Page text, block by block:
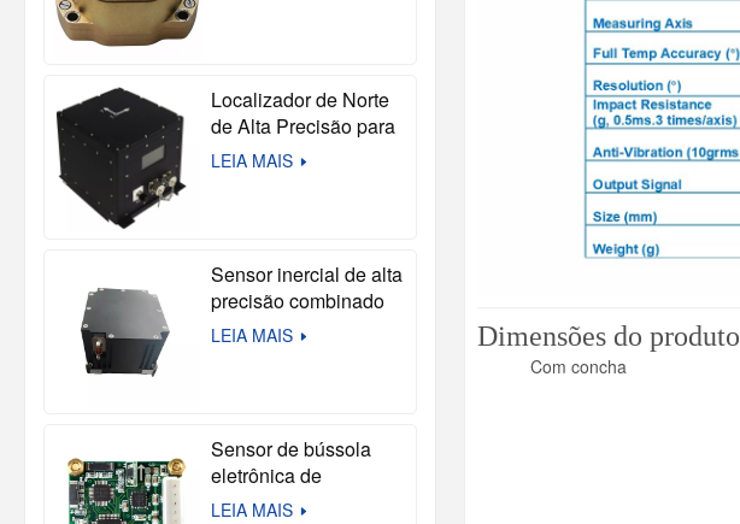
Localizador de Norte
de Alta Precisão para
Mapeamento Preciso
LEIA MAIS
Sensor inercial de alta
precisão combinado
com giroscópio de
de quartzo.
LEIA MAIS
Sensor de bússola
eletrônica de
autocalibração de alto
LEIA MAIS
Dimensões do produto
Com concha